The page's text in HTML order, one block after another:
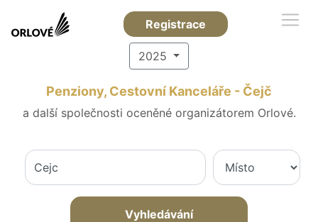
Registrace
2025
Penziony, Cestovní Kanceláře - Čejč
a další společnosti oceněné organizátorem Orlové.
Vyhledávání